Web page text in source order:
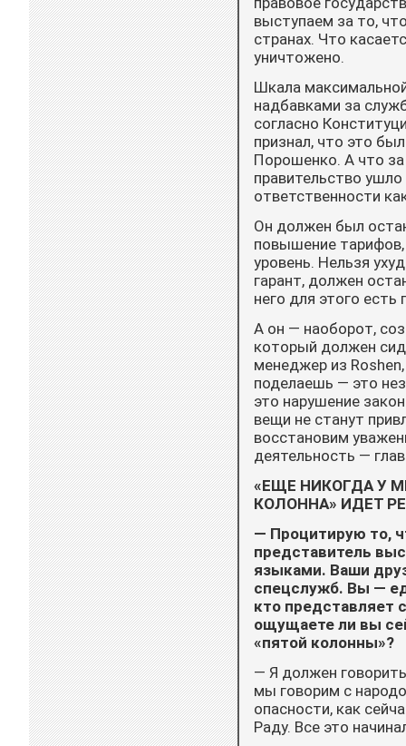
выступаем за то,
странах. Что
уничтожено.
Шкала
надбавками за
согласно
признал, что это
Порошенко. А что
правительство
ответственности
Он должен был
повышение
уровень. Нельзя
гарант, должен
него для этого есть
А он — наоборот,
который должен
менеджер из
поделаешь — это
это нарушение
вещи не станут
восстановим
деятельность —
«ЕЩЕ НИКОГДА У
КОЛОННА» ИДЕТ
— Процитирую то,
представитель
языками. Ваши
спецслужб. Вы —
кто представляет
ощущаете ли вы
«пятой колонны»?
— Я должен
мы говорим с
опасности, как
Раду. Все это